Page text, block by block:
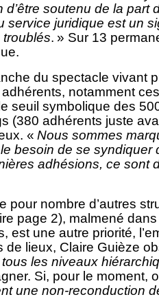
soutenu de la part
service juridique est un
. » Sur 13
du spectacle vivant
notamment
seuil symbolique des
(380 adhérents juste
« Nous sommes
besoin de se syndiquer
adhésions, ce sont
pour nombre d’autres
page 2), malmené
est une autre priorité,
de lieux, Claire Guièze
les niveaux
Si, pour le moment,
une non-reconduction